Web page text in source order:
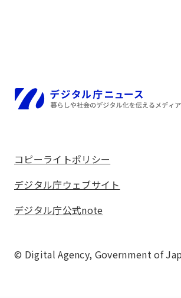
ホーム
コピーライトポリシー
デジタル庁ウェブサイト
デジタル庁公式note
© Digital Agency, Government of